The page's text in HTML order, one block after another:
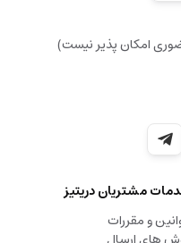
مشتریان دریتیز
و مقررات